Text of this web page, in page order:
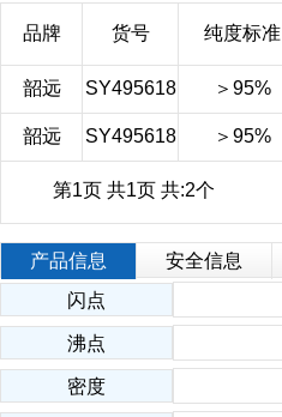
品牌 货号 纯度标准
韶远 SY495618 ＞95%
韶远 SY495618 ＞95%
第1页 共1页 共:2个
产品信息 安全信息
闪点
沸点
密度